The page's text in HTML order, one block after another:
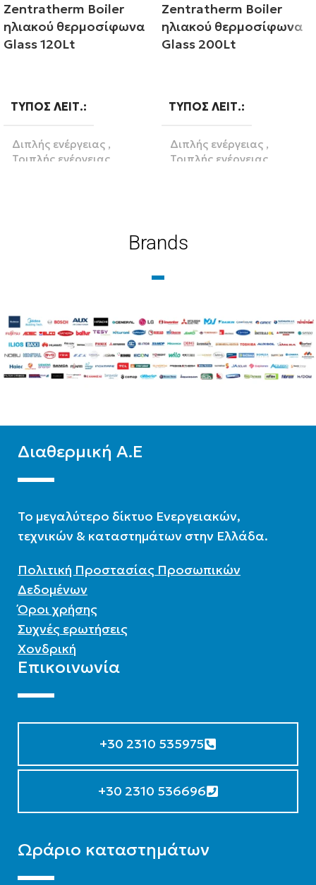
Zentratherm Boiler
ηλιακού θερμοσίφωνα
Glass 120Lt
ΤΎΠΟΣ ΛΕΙΤ.
Διπλής ενέργειας ,
Τριπλής ενέργειας
ΥΛΙΚΌ Glass
Zentratherm Boiler
ηλιακού θερμοσίφωνα
Glass 200Lt
ΤΎΠΟΣ ΛΕΙΤ.
Διπλής ενέργειας ,
Τριπλής ενέργειας
BRAND
ΥΛΙΚΌ Glass
Brands
Διαθερμική Α.Ε
To μεγαλύτερο δίκτυο Ενεργειακών,
τεχνικών & καταστημάτων στην Ελλάδα.
Πολιτική Προστασίας Προσωπικών
Δεδομένων
Όροι χρήσης
Συχνές ερωτήσεις
Χονδρική
Επικοινωνία
+30 2310 535975
+30 2310 536696
Ωράριο καταστημάτων